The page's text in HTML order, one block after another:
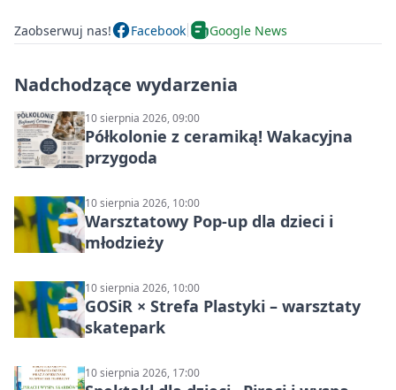
Zaobserwuj nas! Facebook Google News
Nadchodzące wydarzenia
10 sierpnia 2026, 09:00
Półkolonie z ceramiką! Wakacyjna
przygoda
10 sierpnia 2026, 10:00
Warsztatowy Pop-up dla dzieci i
młodzieży
10 sierpnia 2026, 10:00
GOSiR × Strefa Plastyki – warsztaty
skatepark
10 sierpnia 2026, 17:00